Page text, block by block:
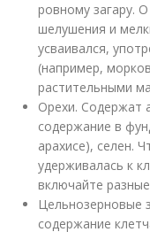
ровному загару.
шелушения и
усваивался,
(например,
растительными
Орехи. Содержат
содержание в
арахисе), селен.
удерживалась к
включайте
Цельнозерновые
содержание